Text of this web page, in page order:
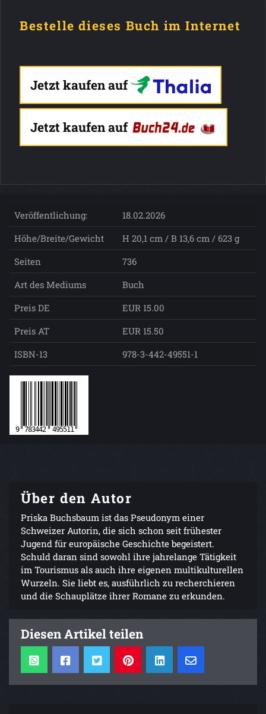
Bestelle dieses Buch im Internet
Jetzt kaufen auf
Jetzt kaufen auf
Veröffentlichung:
18.02.2026
Höhe/Breite/Gewicht
H 20,1 cm / B 13,6 cm / 623 g
Seiten
736
Art des Mediums
Buch
Preis DE
EUR 15.00
Preis AT
EUR 15.50
ISBN-13
978-3-442-49551-1
Über den Autor
Priska Buchsbaum ist das Pseudonym einer
Schweizer Autorin, die sich schon seit frühester
Jugend für europäische Geschichte begeistert.
Schuld daran sind sowohl ihre jahrelange Tätigkeit
im Tourismus als auch ihre eigenen multikulturellen
Wurzeln. Sie liebt es, ausführlich zu recherchieren
und die Schauplätze ihrer Romane zu erkunden.
Diesen Artikel teilen